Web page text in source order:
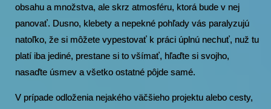
obsahu a množstva, ale skrz atmosféru, ktorá bude v nej
panovať. Dusno, klebety a nepekné pohľady vás paralyzujú
natoľko, že si môžete vypestovať k práci úplnú nechuť, nuž tu
platí iba jediné, prestane si to všímať, hľaďte si svojho,
nasaďte úsmev a všetko ostatné pôjde samé.
V prípade odloženia nejakého väčšieho projektu alebo cesty,